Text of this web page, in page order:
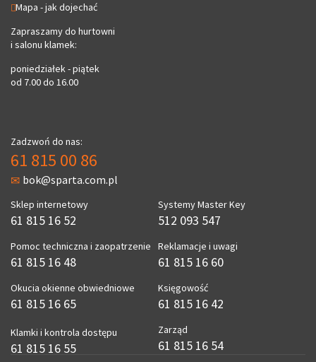
Mapa - jak dojechać
Zapraszamy do hurtowni
i salonu klamek:
poniedziałek - piątek
od 7.00 do 16.00
Zadzwoń do nas:
61 815 00 86
bok@sparta.com.pl
Sklep internetowy
61 815 16 52
Pomoc techniczna i zaopatrzenie
61 815 16 48
Okucia okienne obwiedniowe
61 815 16 65
Klamki i kontrola dostępu
61 815 16 55
Systemy Master Key
512 093 547
Reklamacje i uwagi
61 815 16 60
Księgowość
61 815 16 42
Zarząd
61 815 16 54